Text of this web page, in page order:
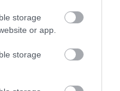
storage
or app.
storage